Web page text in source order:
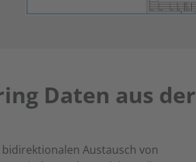
Daten aus der
Austausch von